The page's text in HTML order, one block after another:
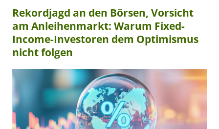
Rekordjagd an den Börsen, Vorsicht
am Anleihenmarkt: Warum Fixed-
Income-Investoren dem Optimismus
nicht folgen